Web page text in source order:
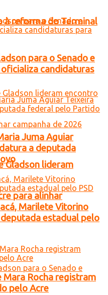
à reforma do Terminal
Gladson lideram
para alinhar
para o Senado e
candidaturas
Juma Aguiar
a deputada
Marilete Vitorino
estadual pelo
Mara Rocha registram
pelo Acre